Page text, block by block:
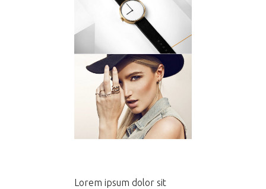
Lorem ipsum dolor sit